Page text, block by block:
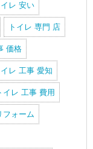
イレ 安い
トイレ 専門 店
価格
イレ 工事 愛知
イレ 工事 費用
フォーム